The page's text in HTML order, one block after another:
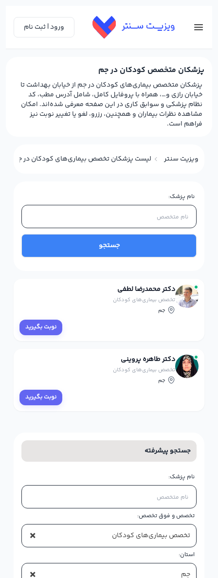
ورود | ثبت نام
پزشکان متخصص کودکان در جم
پزشکان متخصص بیماری‌های کودکان در جم از خیابان بهداشت تا
خیابان رازی و…، همراه با پروفایل کامل، شامل آدرس مطب، کد
نظام پزشکی و سوابق کاری در این صفحه معرفی شده‌اند. امکان
مشاهده نظرات بیماران و همچنین، رزرو، لغو یا تغییر نوبت نیز
فراهم است.
ویزیت سنتر لیست پزشکان تخصص بیماری‌های کودکان در جم
نام پزشک:
جستجو
دکتر محمدرضا لطفی
تخصص بیماری‌های کودکان
جم
نوبت بگیرید
دکتر طاهره پروینی
تخصص بیماری‌های کودکان
جم
نوبت بگیرید
جستجو پیشرفته
نام پزشک:
تخصص و فوق تخصص:
× تخصص بیماری‌های کودکان
استان:
× جم